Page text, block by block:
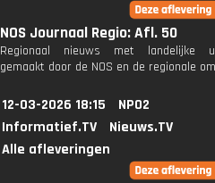
NOS Journaal Regio: Afl. 50
Regionaal nieuws met landelijke
gemaakt door de NOS en de regionale
12-03-2026 18:15
NPO2
Informatief.TV
Nieuws.TV
Alle afleveringen